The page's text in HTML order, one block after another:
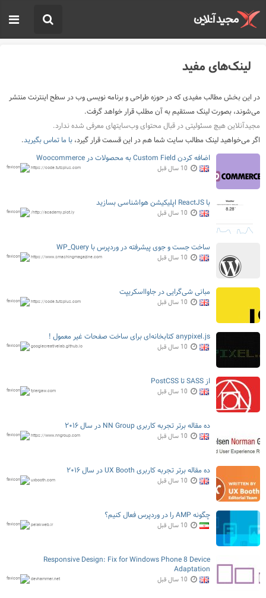
لینک‌های مفید
در این بخش مطالب مفیدی که در حوزه طراحی و برنامه نویسی وب در سطح اینترنت منتشر
می‌شوند، بصورت لینک مستقیم به آن مطلب قرار خواهد گرفت.
مجیدآنلاین هیچ مسئولیتی در قبال محتوای وب‌سایتهای معرفی شده ندارد.
اگر می‌خواهید لینک مطالب سایت شما هم در این قسمت قرار گیرد، با ما تماس بگیرید.
اضافه کردن Custom Field به محصولات در Woocommerce
https://code.tutsplus.com 10 سال قبل
با ReactJS اپلیکیشن هواشناسی بسازید
http://academy.plot.ly/ 10 سال قبل
ساخت جست و جوی پیشرفته در وردپرس با WP_Query
https://www.smashingmagazine.com 10 سال قبل
مبانی شی‌گرایی در جاوااسکریپت
https://code.tutsplus.com 10 سال قبل
anypixel.js کتابخانه‌ای برای ساخت صفحات غیر معمول !
googlecreativelab.github.io 10 سال قبل
از SASS تا PostCSS
tylergaw.com 10 سال قبل
ده مقاله برتر تجربه کاربری NN Group در سال ۲۰۱۶
https://www.nngroup.com 10 سال قبل
ده مقاله برتر تجربه کاربری UX Booth در سال ۲۰۱۶
uxbooth.com 10 سال قبل
چگونه AMP را در وردپرس فعال کنیم؟
pelakweb.ir 10 سال قبل
Responsive Design: Fix for Windows Phone 8 Device
Adaptation
devhammer.net 10 سال قبل